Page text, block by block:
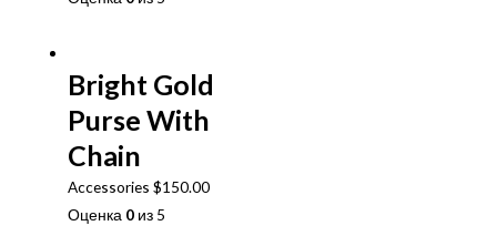
Bright Gold
Purse With
Chain
Accessories$150.00
Оценка 0 из 5